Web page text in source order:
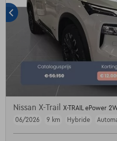
Nissan X-Trail
X-TRAIL ePower
06/2026
9 km Hybride